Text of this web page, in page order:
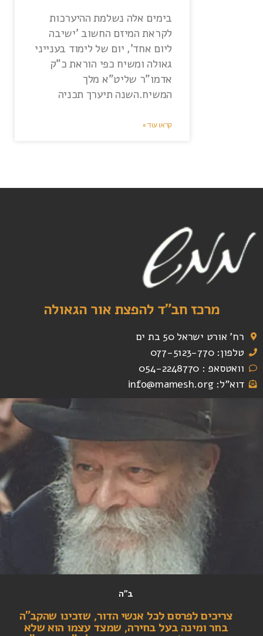
בימים אלה נשלמת ההיערכות
לקראת המיזם החשוב 'ישיבה
ליום אחד', יום של לימוד בענייני
גאולה ומשיח כפי הוראת כ"ק
אדמו"ר שליט"א מלך
המשיח.השנה תיערך תכניה
קראו עוד »
מרכז חב"ד להפצת אור הגאולה
רח' אורט ישראל 50 בת ים
טלפון: 077-5123-770
וואטסאפ : 054-2248770
דוא"ל: info@mamesh.org
ב"ה
צריכים לפרסם לכל אנשי הדור, שזכינו שהקב"ה
בחר ומינה בעל בחירה, שמצד עצמו הוא שלא